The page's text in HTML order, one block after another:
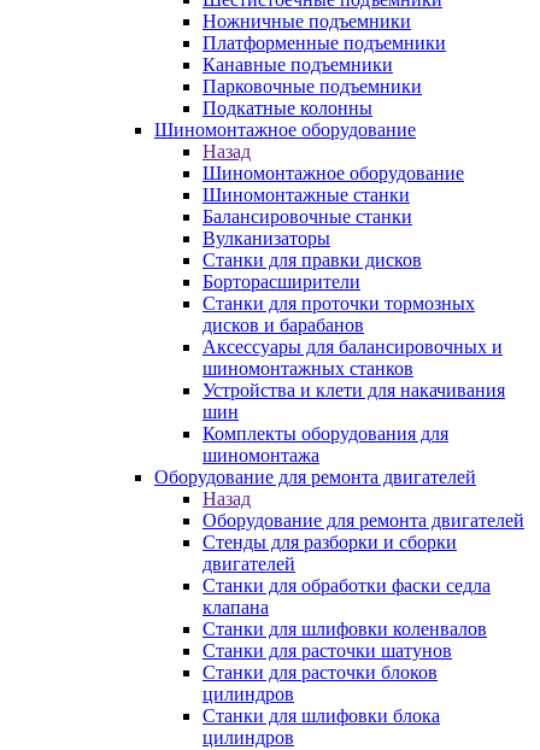
Ножничные подъемники
Платформенные подъемники
Канавные подъемники
Парковочные подъемники
Подкатные колонны
Шиномонтажное оборудование
Назад
Шиномонтажное оборудование
Шиномонтажные станки
Балансировочные станки
Вулканизаторы
Станки для правки дисков
Борторасширители
Станки для проточки тормозных
дисков и барабанов
Аксессуары для балансировочных и
шиномонтажных станков
Устройства и клети для накачивания
шин
Комплекты оборудования для
шиномонтажа
Оборудование для ремонта двигателей
Назад
Оборудование для ремонта двигателей
Стенды для разборки и сборки
двигателей
Станки для обработки фаски седла
клапана
Станки для шлифовки коленвалов
Станки для расточки шатунов
Станки для расточки блоков
цилиндров
Станки для шлифовки блока
цилиндров